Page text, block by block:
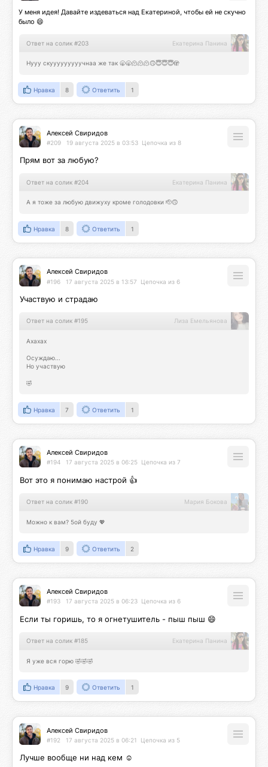
У меня идея! Давайте издеваться над Екатериной, чтобы ей не скучно
было 😄
Ответ на солик #203 Екатерина Панина
Нууу скууууууууучнаа же так 🥱🥱🫠🫠🫠🙃😇😇😇🫣
Нравка 8 Ответить 1
Алексей Свиридов
#209 19 августа 2025 в 03:53 Цепочка из 8
Прям вот за любую?
Ответ на солик #204 Екатерина Панина
А я тоже за любую движуху кроме голодовки 🫡🙃
Нравка 8 Ответить 1
Алексей Свиридов
#196 17 августа 2025 в 13:57 Цепочка из 6
Участвую и страдаю
Ответ на солик #195 Лиза Емельянова
Ахахах
Осуждаю...
Но участвую
🤣
Нравка 7 Ответить 1
Алексей Свиридов
#194 17 августа 2025 в 06:25 Цепочка из 7
Вот это я понимаю настрой 👍
Ответ на солик #190 Мария Бокова
Можно к вам? 5ой буду 💖
Нравка 9 Ответить 2
Алексей Свиридов
#193 17 августа 2025 в 06:23 Цепочка из 6
Если ты горишь, то я огнетушитель - пыш пыш 😄
Ответ на солик #185 Екатерина Панина
Я уже вся горю 🤣🤣🤣
Нравка 9 Ответить 1
Алексей Свиридов
#192 17 августа 2025 в 06:21 Цепочка из 5
Лучше вообще ни над кем ☺️